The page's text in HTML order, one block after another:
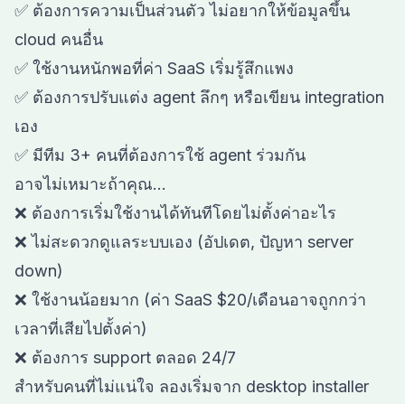
✅ ต้องการความเป็นส่วนตัว ไม่อยากให้ข้อมูลขึ้น
cloud คนอื่น
✅ ใช้งานหนักพอที่ค่า SaaS เริ่มรู้สึกแพง
✅ ต้องการปรับแต่ง agent ลึกๆ หรือเขียน integration
เอง
✅ มีทีม 3+ คนที่ต้องการใช้ agent ร่วมกัน
อาจไม่เหมาะถ้าคุณ...
❌ ต้องการเริ่มใช้งานได้ทันทีโดยไม่ตั้งค่าอะไร
❌ ไม่สะดวกดูแลระบบเอง (อัปเดต, ปัญหา server
down)
❌ ใช้งานน้อยมาก (ค่า SaaS $20/เดือนอาจถูกกว่า
เวลาที่เสียไปตั้งค่า)
❌ ต้องการ support ตลอด 24/7
สำหรับคนที่ไม่แน่ใจ ลองเริ่มจาก desktop installer